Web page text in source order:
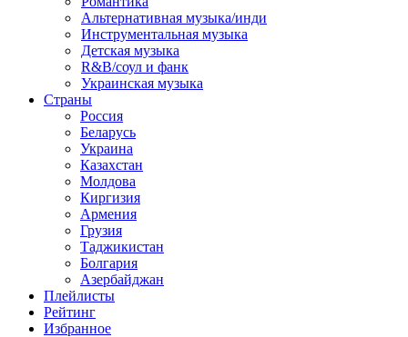
Альтернативная музыка/инди
Инструментальная музыка
Детская музыка
R&B/cоул и фанк
Украинская музыка
Страны
Россия
Беларусь
Украина
Казахстан
Молдова
Киргизия
Армения
Грузия
Таджикистан
Болгария
Азербайджан
Плейлисты
Рейтинг
Избранное